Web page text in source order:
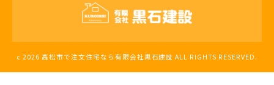
c 2026 高松市で注文住宅なら有限会社黒石建設 ALL RIGHTS RESERVED.